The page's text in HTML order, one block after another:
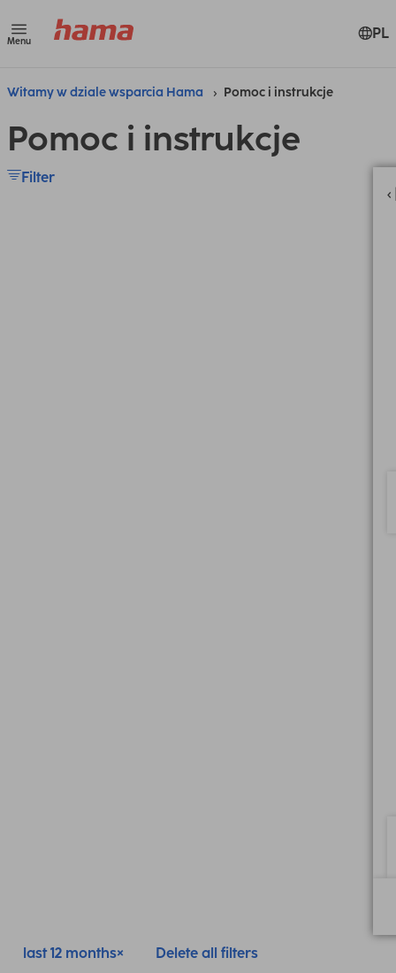
Menu PL
Witamy w dziale wsparcia Hama Pomoc i instrukcje
Pomoc i instrukcje
Filter
last 12 months Delete all filters